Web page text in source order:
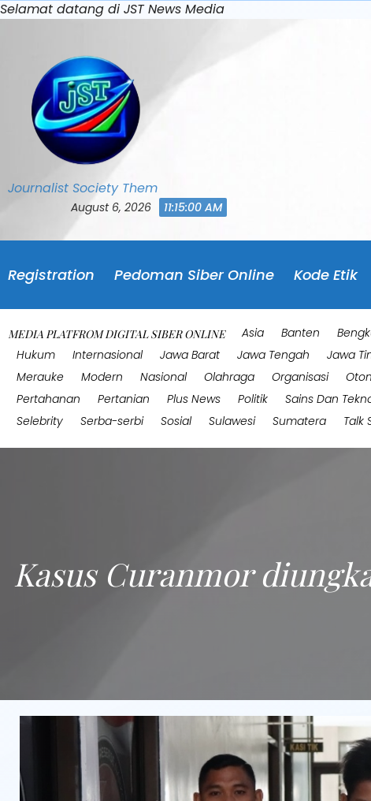
Selamat datang di JST News MediaSkip
Journalist Society Them
August 6, 2026 11:15:03 AM
Registration Pedoman Siber Online Kode Etik
MEDIA PLATFROM DIGITAL SIBER ONLINE Asia Banten
Hukum
Internasional Jawa Barat Jawa Tengah Jawa
Merauke
Modern Nasional Olahraga Organisasi
Pertahanan
Pertanian Plus News Politik Sains Dan
Selebrity
Serba-serbi Sosial Sulawesi Sumatera Talk
Kasus Curanmor